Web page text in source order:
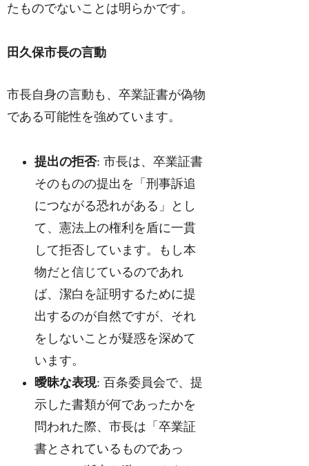
たものでないことは明らかです。
田久保市長の言動
市長自身の言動も、卒業証書が偽物
である可能性を強めています。
提出の拒否: 市長は、卒業証書
そのものの提出を「刑事訴追
につながる恐れがある」とし
て、憲法上の権利を盾に一貫
して拒否しています。もし本
物だと信じているのであれ
ば、潔白を証明するために提
出するのが自然ですが、それ
をしないことが疑惑を深めて
います。
曖昧な表現: 百条委員会で、提
示した書類が何であったかを
問われた際、市長は「卒業証
書とされているものであっ